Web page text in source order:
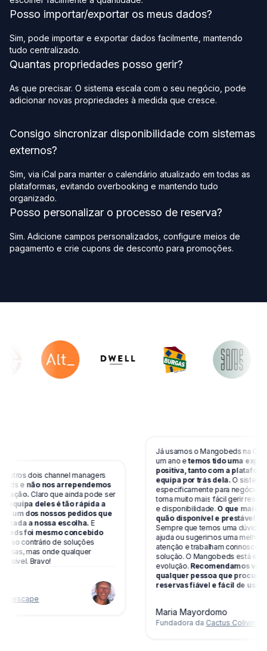
Posso importar/exportar os meus dados?
Sim, pode importar e exportar dados facilmente, mantendo
tudo centralizado.
Quantas propriedades posso gerir?
As que precisar. O sistema escala com o seu negócio, pode
adicionar novas propriedades à medida que cresce.
Consigo sincronizar disponibilidade com sistemas
externos?
Sim, via iCal para manter o calendário atualizado em todas as
plataformas, evitando overbooking e mantendo tudo
organizado.
Posso personalizar o processo de reserva?
Sim. Adicione campos personalizados, configure meios de
pagamento e crie cupons de desconto para promoções.
dois channel managers
enão nos arrependemos
Claro que ainda pode ser
deles é tão rápida a
dos nossos pedidos que
a nossa escolha.E
foi mesmo concebido
contrário de soluções
mas onde qualquer
Bravo!
Já usamos o Mangobeds na Cactus
um ano etemos tido uma
positiva, tanto com a plataforma
equipa por trás dela.O sistema foi
especificamente para negócios de
torna muito mais fácil gerir reservas,
e disponibilidade.O que mais
quão disponível e prestável é a
Sempre que temos uma dúvida,
ajuda ou sugerimos uma melhoria,
atenção e trabalham connosco para
solução. O Mangobeds está em
evolução.Recomendamos
qualquer pessoa que procure um
reservas fiável e fácil de usar.
Maria Mayordomo
Fundadora daCactus Coliving